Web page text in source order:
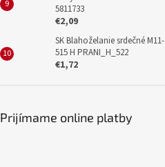
5811733
€2,09
SK Blahoželanie srdečné M11-
515 H PRANI_H_522
€1,72
Prijímame online platby